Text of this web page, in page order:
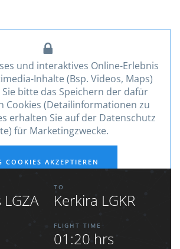
und interaktives Online-Erlebnis
Inhalte (Bsp. Videos, Maps)
bitte das Speichern der dafür
Cookies (Detailinformationen zu
erhalten Sie auf der Datenschutz
für Marketingzwecke.
COOKIES AKZEPTIEREN
TO
Kerkira LGKR
FLIGHT TIME
01:20 hrs